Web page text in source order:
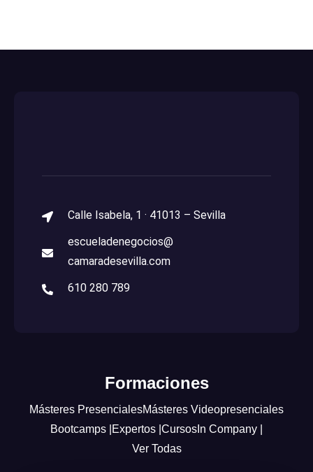
Calle Isabela, 1 · 41013 – Sevilla
escueladenegocios@
camaradesevilla.com
610 280 789
Formaciones
Másteres PresencialesMásteres Videopresenciales
Bootcamps | Expertos | Cursos In Company |
Ver Todas